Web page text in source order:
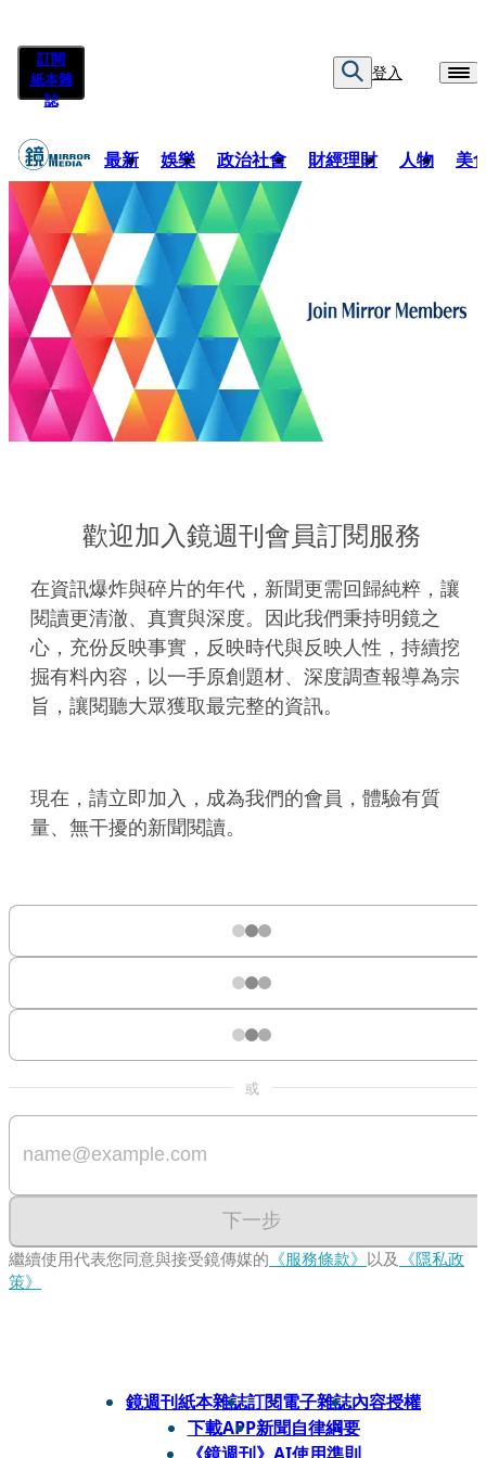
訂閱
紙本雜
誌
登入
最新 娛樂 政治社會 財經理財 人物 美
歡迎加入鏡週刊會員訂閱服務
在資訊爆炸與碎片的年代，新聞更需回歸純粹，讓
閱讀更清澈、真實與深度。因此我們秉持明鏡之
心，充份反映事實，反映時代與反映人性，持續挖
掘有料內容，以一手原創題材、深度調查報導為宗
旨，讓閱聽大眾獲取最完整的資訊。
現在，請立即加入，成為我們的會員，體驗有質
量、無干擾的新聞閱讀。
或
下一步
繼續使用代表您同意與接受鏡傳媒的 《服務條款》 以及 《隱私政
策》
鏡週刊紙本雜誌訂閱電子雜誌內容授權
下載APP新聞自律綱要